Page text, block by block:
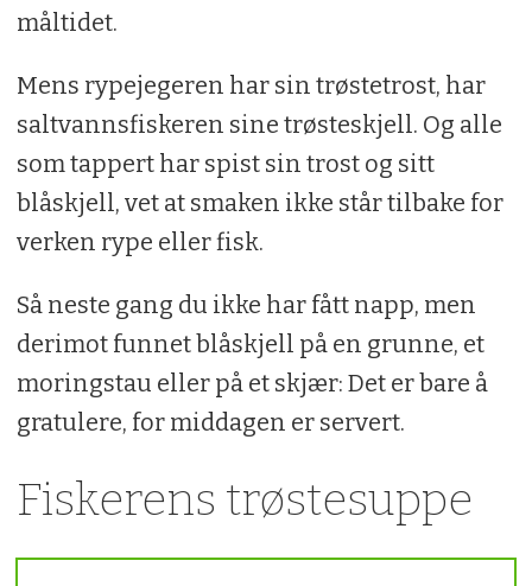
måltidet.
Mens rypejegeren har sin trøstetrost, har
saltvannsfiskeren sine trøsteskjell. Og alle
som tappert har spist sin trost og sitt
blåskjell, vet at smaken ikke står tilbake for
verken rype eller fisk.
Så neste gang du ikke har fått napp, men
derimot funnet blåskjell på en grunne, et
moringstau eller på et skjær: Det er bare å
gratulere, for middagen er servert.
Fiskerens trøstesuppe